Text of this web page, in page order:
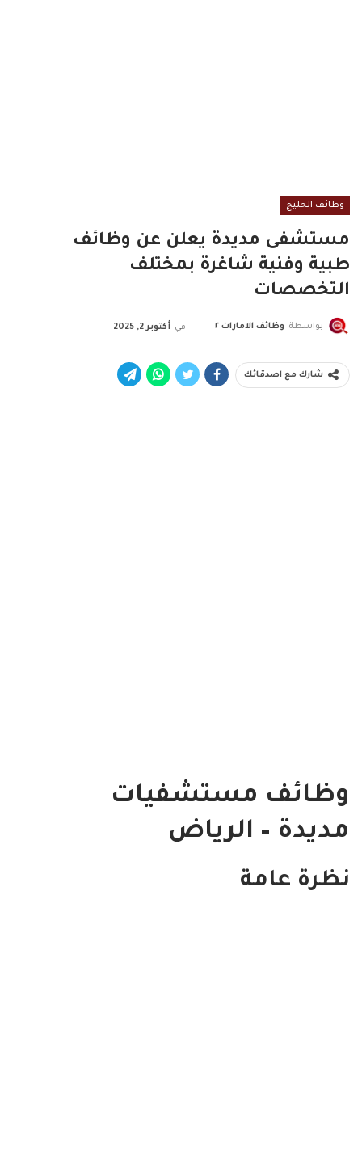
وظائف الخليج
مستشفى مديدة يعلن عن وظائف
طبية وفنية شاغرة بمختلف
التخصصات
بواسطة وظائف الامارات ٢ في أكتوبر 2, 2025
شارك مع اصدقائك
وظائف مستشفيات
مديدة – الرياض
نظرة عامة